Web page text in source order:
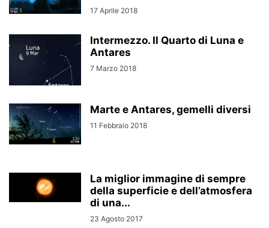
17 Aprile 2018
Intermezzo. Il Quarto di Luna e
Antares
7 Marzo 2018
Marte e Antares, gemelli diversi
11 Febbraio 2018
La miglior immagine di sempre
della superficie e dell’atmosfera
di una...
23 Agosto 2017